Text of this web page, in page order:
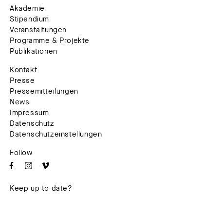
Akademie
Stipendium
Veranstaltungen
Programme & Projekte
Publikationen
Kontakt
Presse
Pressemitteilungen
News
Impressum
Datenschutz
Datenschutzeinstellungen
Follow
Keep up to date?